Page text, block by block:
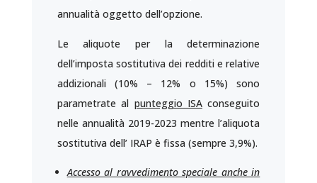
annualità oggetto dell’opzione.
Le aliquote per la determinazione
dell’imposta sostitutiva dei redditi e relative
addizionali (10% – 12% o 15%) sono
parametrate al punteggio ISAconseguito
nelle annualità 2019-2023 mentre l’aliquota
sostitutiva dell’ IRAP è fissa (sempre 3,9%).
Accesso al ravvedimento speciale anche in